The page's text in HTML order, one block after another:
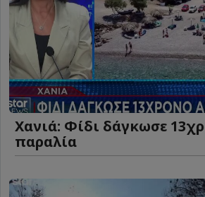
Χανιά: Φίδι δάγκωσε
παραλία